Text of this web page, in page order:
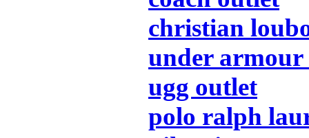
christian
under armour
ugg outlet
polo ralph